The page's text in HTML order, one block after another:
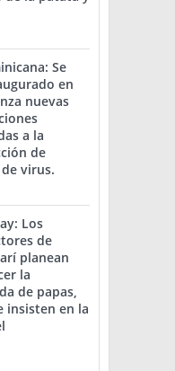
Se
en
nuevas
a la
de
virus.
Los
de
planean
la
de papas,
insisten en la